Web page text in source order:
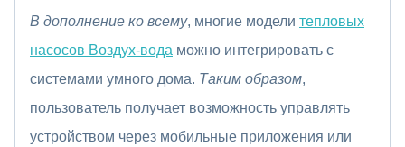
В дополнение ко всему, многие модели тепловых
насосов Воздух-вода можно интегрировать с
системами умного дома. Таким образом,
пользователь получает возможность управлять
устройством через мобильные приложения или